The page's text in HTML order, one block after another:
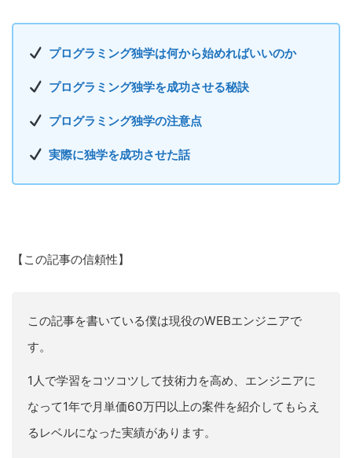
プログラミング独学は何から始めればいいのか
プログラミング独学を成功させる秘訣
プログラミング独学の注意点
実際に独学を成功させた話
【この記事の信頼性】
この記事を書いている僕は現役のWEBエンジニアで
す。
1人で学習をコツコツして技術力を高め、エンジニアに
なって1年で月単価60万円以上の案件を紹介してもらえ
るレベルになった実績があります。